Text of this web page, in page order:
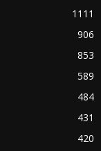
1111
906
853
589
484
431
420